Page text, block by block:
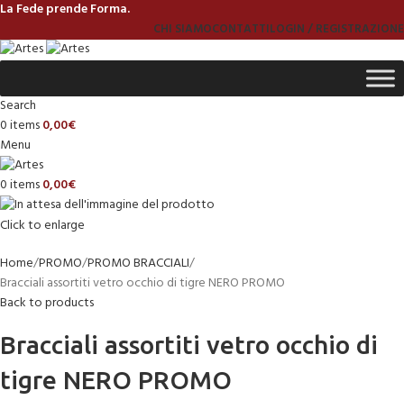
La Fede prende Forma.
CHI SIAMOCONTATTILOGIN / REGISTRAZIONE
Search
0items0,00€
Menu
0items0,00€
Click to enlarge
Home PROMO PROMO BRACCIALI
Bracciali assortiti vetro occhio di tigre NERO PROMO
Back to products
Bracciali assortiti vetro occhio di
tigre NERO PROMO